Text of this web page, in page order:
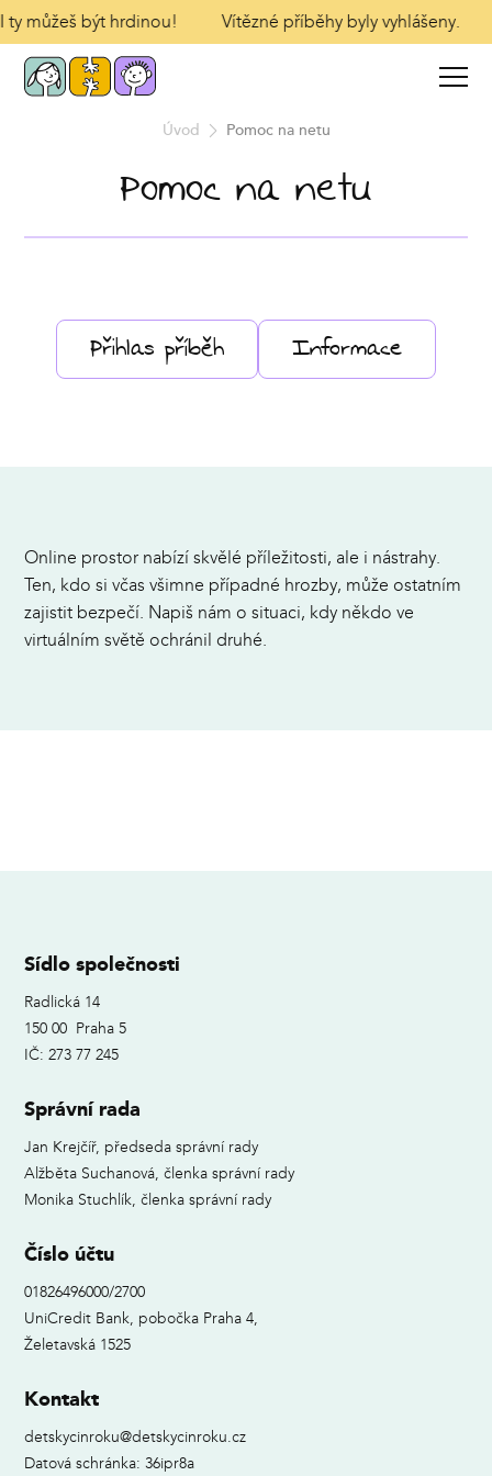
ty můžeš být hrdinou! Vítězné příběhy byly vyhlášeny.
Úvod Pomoc na netu
Pomoc na netu
Přihlas příběh Informace
Online prostor nabízí skvělé příležitosti, ale i nástrahy.
Ten, kdo si včas všimne případné hrozby, může ostatním
zajistit bezpečí. Napiš nám o situaci, kdy někdo ve
virtuálním světě ochránil druhé.
Sídlo společnosti
Radlická 14
150 00 Praha 5
IČ: 273 77 245
Správní rada
Jan Krejčíř, předseda správní rady
Alžběta Suchanová, členka správní rady
Monika Stuchlík, členka správní rady
Číslo účtu
01826496000/2700
UniCredit Bank, pobočka Praha 4,
Želetavská 1525
Kontakt
detskycinroku@detskycinroku.cz
Datová schránka: 36ipr8a